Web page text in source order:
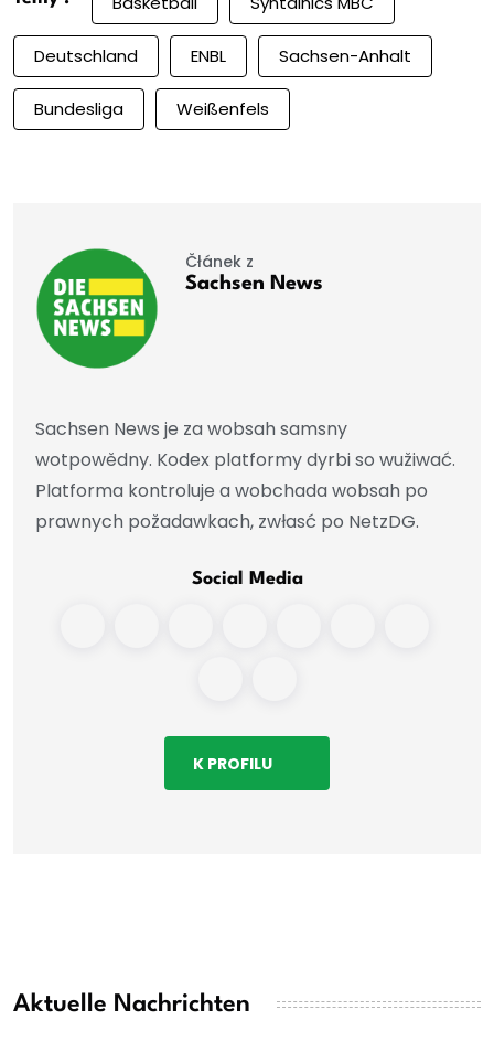
Deutschland ENBL Sachsen-Anhalt
Bundesliga Weißenfels
Čłánek z
Sachsen News
Sachsen News je za wobsah samsny
wotpowědny. Kodex platformy dyrbi so wužiwać.
Platforma kontroluje a wobchada wobsah po
prawnych požadawkach, zwłasć po NetzDG.
Social Media
K PROFILU
Aktuelle Nachrichten